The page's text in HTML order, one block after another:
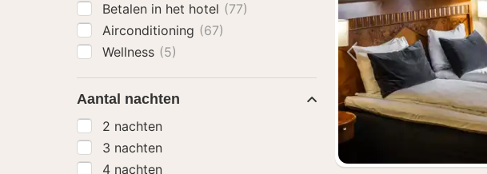
Vorige foto
Betalen in het hotel (77)
Airconditioning (67)
Wellness (5)
Aantal nachten
2 nachten
3 nachten
4 nachten